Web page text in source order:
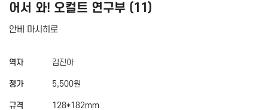
어서 와! 오컬트 연구부 (11)
안베 마시히로
역자 김진아
정가 5,500원
규격 128*182mm